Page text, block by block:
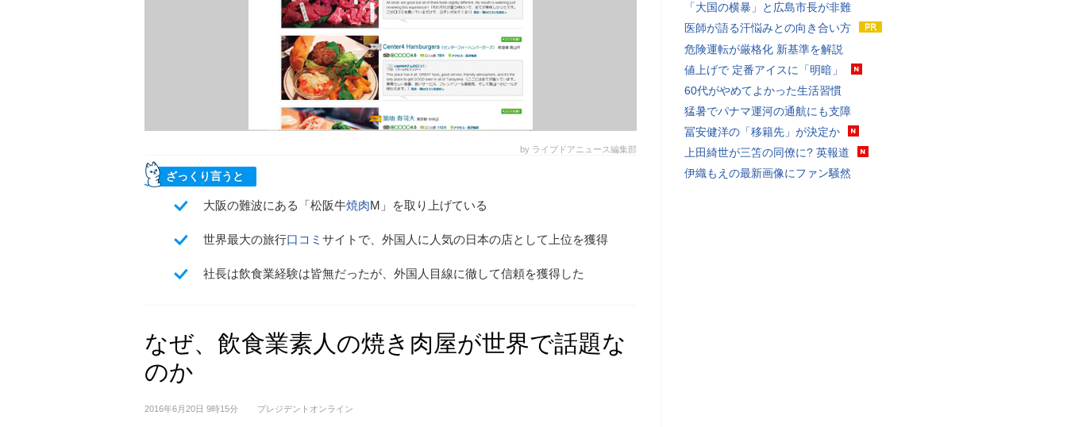
by ライブドアニュース編集部
ざっくり言うと
大阪の難波にある「松阪牛焼肉M」を取り上げている
世界最大の旅行口コミ サイトで、外国人に人気の日本の店として上位を獲得
社長は飲食業経験は皆無だったが、外国人目線に徹して信頼を獲得した
なぜ、飲食業素人の焼き肉屋が世界で話題な
のか
2016年6月20日 9時15分 プレジデントオンライン
「大国の横暴」と広島市長が非難
医師が語る汗悩みとの向き合い方
危険運転が厳格化 新基準を解説
値上げで 定番アイスに「明暗」
60代がやめてよかった生活習慣
猛暑でパナマ運河の通航にも支障
冨安健洋の「移籍先」が決定か
上田綺世が三笘の同僚に? 英報道
伊織もえの最新画像にファン騒然